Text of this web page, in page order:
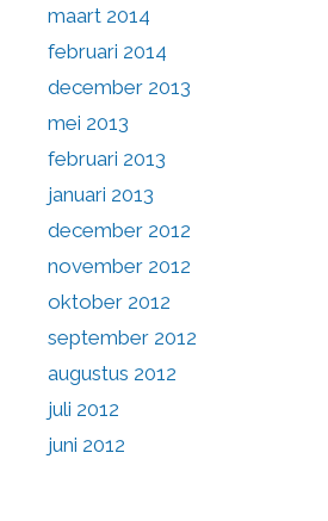
maart 2014
februari 2014
december 2013
mei 2013
februari 2013
januari 2013
december 2012
november 2012
oktober 2012
september 2012
augustus 2012
juli 2012
juni 2012